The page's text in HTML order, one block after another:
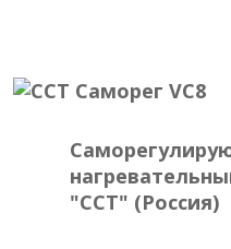
"ССТ" (Россия)